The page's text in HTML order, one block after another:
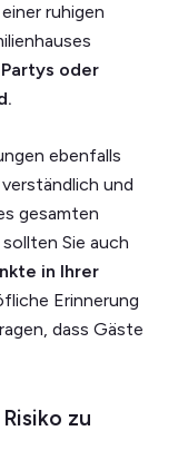
ruhigen
oder
ebenfalls
und
gesamten
Sie auch
in Ihrer
Erinnerung
dass Gäste
zu